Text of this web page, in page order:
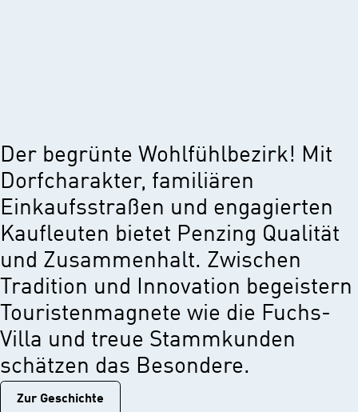
Der begrünte Wohlfühlbezirk! Mit
Dorfcharakter, familiären
Einkaufsstraßen und engagierten
Kaufleuten bietet Penzing Qualität
und Zusammenhalt. Zwischen
Tradition und Innovation begeistern
Touristenmagnete wie die Fuchs-
Villa und treue Stammkunden
schätzen das Besondere.
Zur Geschichtе